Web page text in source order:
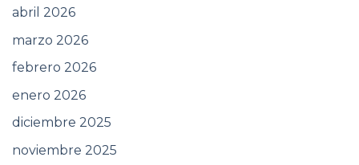
abril 2026
marzo 2026
febrero 2026
enero 2026
diciembre 2025
noviembre 2025